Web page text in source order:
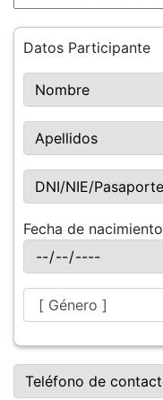
Datos Participante
Fecha de nacimiento